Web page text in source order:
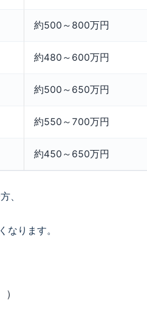
約500～800万円
約480～600万円
約500～650万円
約550～700万円
約450～650万円
、
ります。